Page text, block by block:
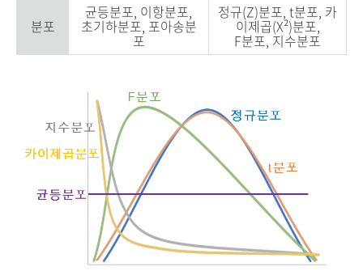
분포
균등분포, 이항분포,
초기하분포, 포아송분
포
정규(Z)분포, t분포, 카
이제곱(X²)분포,
F분포, 지수분포